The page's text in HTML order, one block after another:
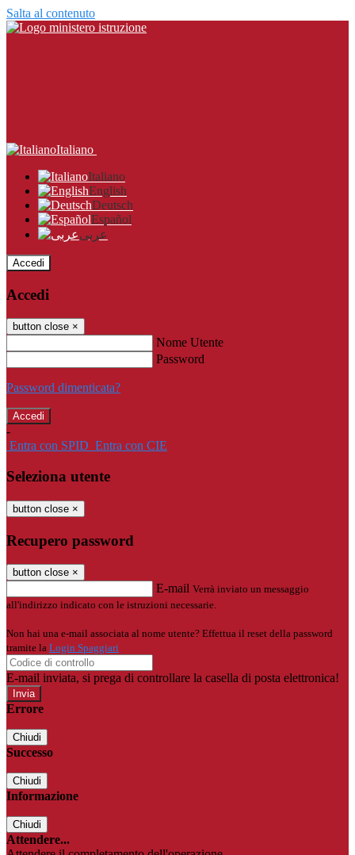
Salta al contenuto
Italiano
Italiano
English
Deutsch
Español
عربى
Accedi
Accedi
button close ×
Nome Utente
Password
Password dimenticata?
-
Entra con SPID Entra con CIE
Seleziona utente
button close ×
Recupero password
button close ×
E-mail Verrà inviato un messaggio
all'indirizzo indicato con le istruzioni necessarie.
Non hai una e-mail associata al nome utente? Effettua il reset della password
tramite la Login Spaggiari
E-mail inviata, si prega di controllare la casella di posta elettronica!
Errore
Chiudi
Successo
Chiudi
Informazione
Chiudi
Attendere...